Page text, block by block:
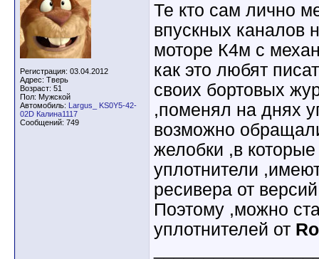
Регистрация: 03.04.2012
Адрес: Тверь
Возраст: 51
Пол: Мужской
Автомобиль: Largus_ KS0Y5-42-
02D Калина1117
Сообщений: 749
Те кто сам лично
впускных каналов
моторе К4м с
как это любят
своих бортовых
,поменял на днях
возможно
желобки ,в
уплотнители
ресивера от
Поэтому ,можно
уплотнителей от